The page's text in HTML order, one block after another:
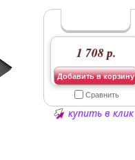
1 708 р.
Добавить в корзину
Сравнить
купить в клик